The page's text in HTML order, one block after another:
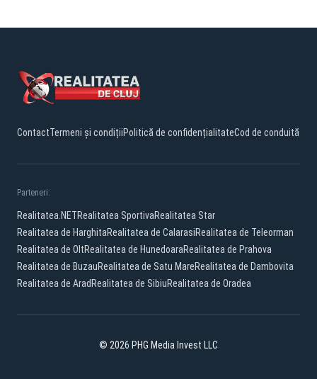
ContactTermeni și condițiiPolitică de confidențialitateCod de conduită
Parteneri:
Realitatea.NETRealitatea SportivaRealitatea Star
Realitatea de HarghitaRealitatea de CalarasiRealitatea de Teleorman
Realitatea de OltRealitatea de HunedoaraRealitatea de Prahova
Realitatea de BuzauRealitatea de Satu MareRealitatea de Dambovita
Realitatea de Arad Realitatea de SibiuRealitatea de Oradea
© 2026 PHG Media Invest LLC